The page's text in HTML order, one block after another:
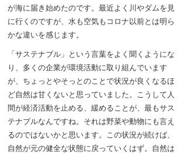
が海に届き始めたのです。最近よく川やダムを見
に行くのですが、水も空気もコロナ以前とは明ら
かな違いを感じます。
「サステナブル」という言葉をよく聞くようにな
り、多くの企業が環境活動に取り組んでいます
が、ちょっとやそっとのことで状況が良くなるほ
ど自然は甘くないと思っていました。こうして人
間が経済活動を止める、緩めることが、最もサス
テナブルなんですね。それは野菜や動物にも言え
るのではないかと思います。この状況が続けば、
自然が元の健全な状態に戻っていくはず。自然は